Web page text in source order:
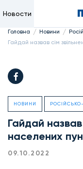
Новости
Головна / Новини /
Гайдай назвав сім
НОВИНИ
Гайдай назвав
населених
09.10.2022